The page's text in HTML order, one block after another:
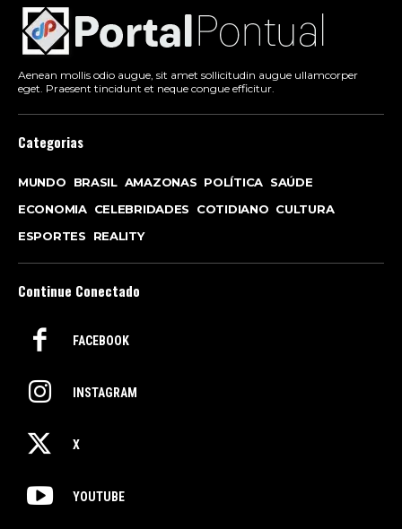
Aenean mollis odio augue, sit amet sollicitudin augue ullamcorper
eget. Praesent tincidunt et neque congue efficitur.
Categorias
MUNDO BRASIL AMAZONAS POLÍTICA SAÚDE
ECONOMIA CELEBRIDADES COTIDIANO CULTURA
ESPORTES
REALITY
Continue Conectado
FACEBOOK
INSTAGRAM
X
YOUTUBE